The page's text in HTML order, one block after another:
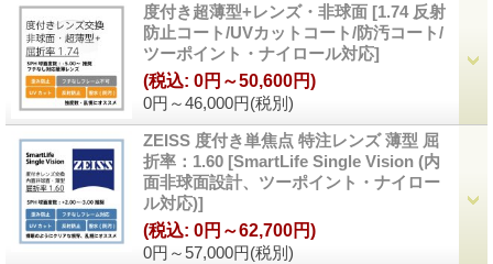
度付き超薄型+レンズ・非球面 [1.74 反射
防止コート/UVカットコート/防汚コート/
ツーポイント・ナイロール対応]
0円～46,000円(税別)
(税込: 0円～50,600円)
ZEISS 度付き単焦点 特注レンズ 薄型 屈
折率：1.60 [SmartLife Single Vision (内
面非球面設計、ツーポイント・ナイロー
ル対応)]
0円～57,000円(税別)
(税込: 0円～62,700円)